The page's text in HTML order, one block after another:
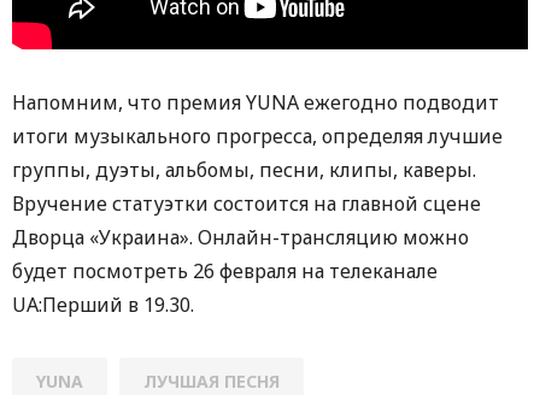
Напомним, что премия YUNA ежегодно подводит
итоги музыкального прогресса, определяя лучшие
группы, дуэты, альбомы, песни, клипы, каверы.
Вручение статуэтки состоится на главной сцене
Дворца «Украина». Онлайн-трансляцию можно
будет посмотреть 26 февраля на телеканале
UA:Перший в 19.30.
YUNA ЛУЧШАЯ ПЕСНЯ